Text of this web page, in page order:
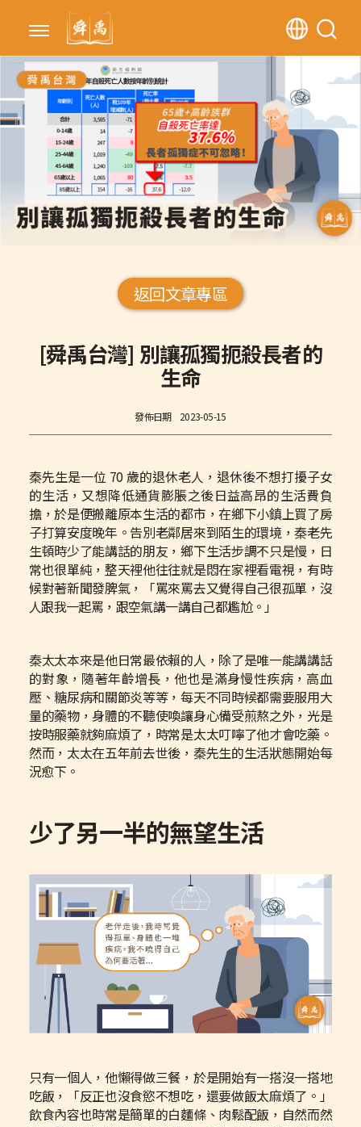
返回文章專區
[舜禹台灣] 別讓孤獨扼殺長者的
生命
發佈日期 2023-05-15
秦先生是一位 70 歲的退休老人，退休後不想打擾子女
的生活，又想降低通貨膨脹之後日益高昂的生活費負
擔，於是便搬離原本生活的都市，在鄉下小鎮上買了房
子打算安度晚年。告別老鄰居來到陌生的環境，秦老先
生頓時少了能講話的朋友，鄉下生活步調不只是慢，日
常也很單純，整天裡他往往就是悶在家裡看電視，有時
候對著新聞發脾氣，「罵來罵去又覺得自己很孤單，沒
人跟我一起罵，跟空氣講一講自己都尷尬。」
秦太太本來是他日常最依賴的人，除了是唯一能講講話
的對象，隨著年齡增長，他也是滿身慢性疾病，高血
壓、糖尿病和關節炎等等，每天不同時候都需要服用大
量的藥物，身體的不聽使喚讓身心備受煎熬之外，光是
按時服藥就夠麻煩了，時常是太太叮嚀了他才會吃藥。
然而，太太在五年前去世後，秦先生的生活狀態開始每
況愈下。
少了另一半的無望生活
只有一個人，他懶得做三餐，於是開始有一搭沒一搭地
吃飯，「反正也沒食慾不想吃，還要做飯太麻煩了。」
飲食內容也時常是簡單的白麵條、肉鬆配飯，自然而然